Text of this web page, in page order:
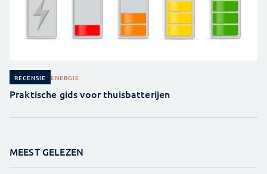
RECENSIE ENERGIE
Praktische gids voor thuisbatterijen
MEEST GELEZEN